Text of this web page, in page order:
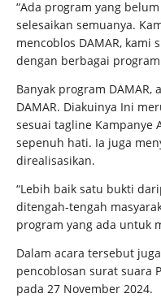
“Ada program yang
selesaikan semuanya.
mencoblos DAMAR, kami
dengan berbagai
Banyak program DAMAR,
DAMAR. Diakuinya Ini
sesuai tagline Kampanye
sepenuh hati. Ia juga
direalisasikan.
“Lebih baik satu bukti
ditengah-tengah
program yang ada untuk
Dalam acara tersebut
pencoblosan surat suara
pada 27 November 2024.